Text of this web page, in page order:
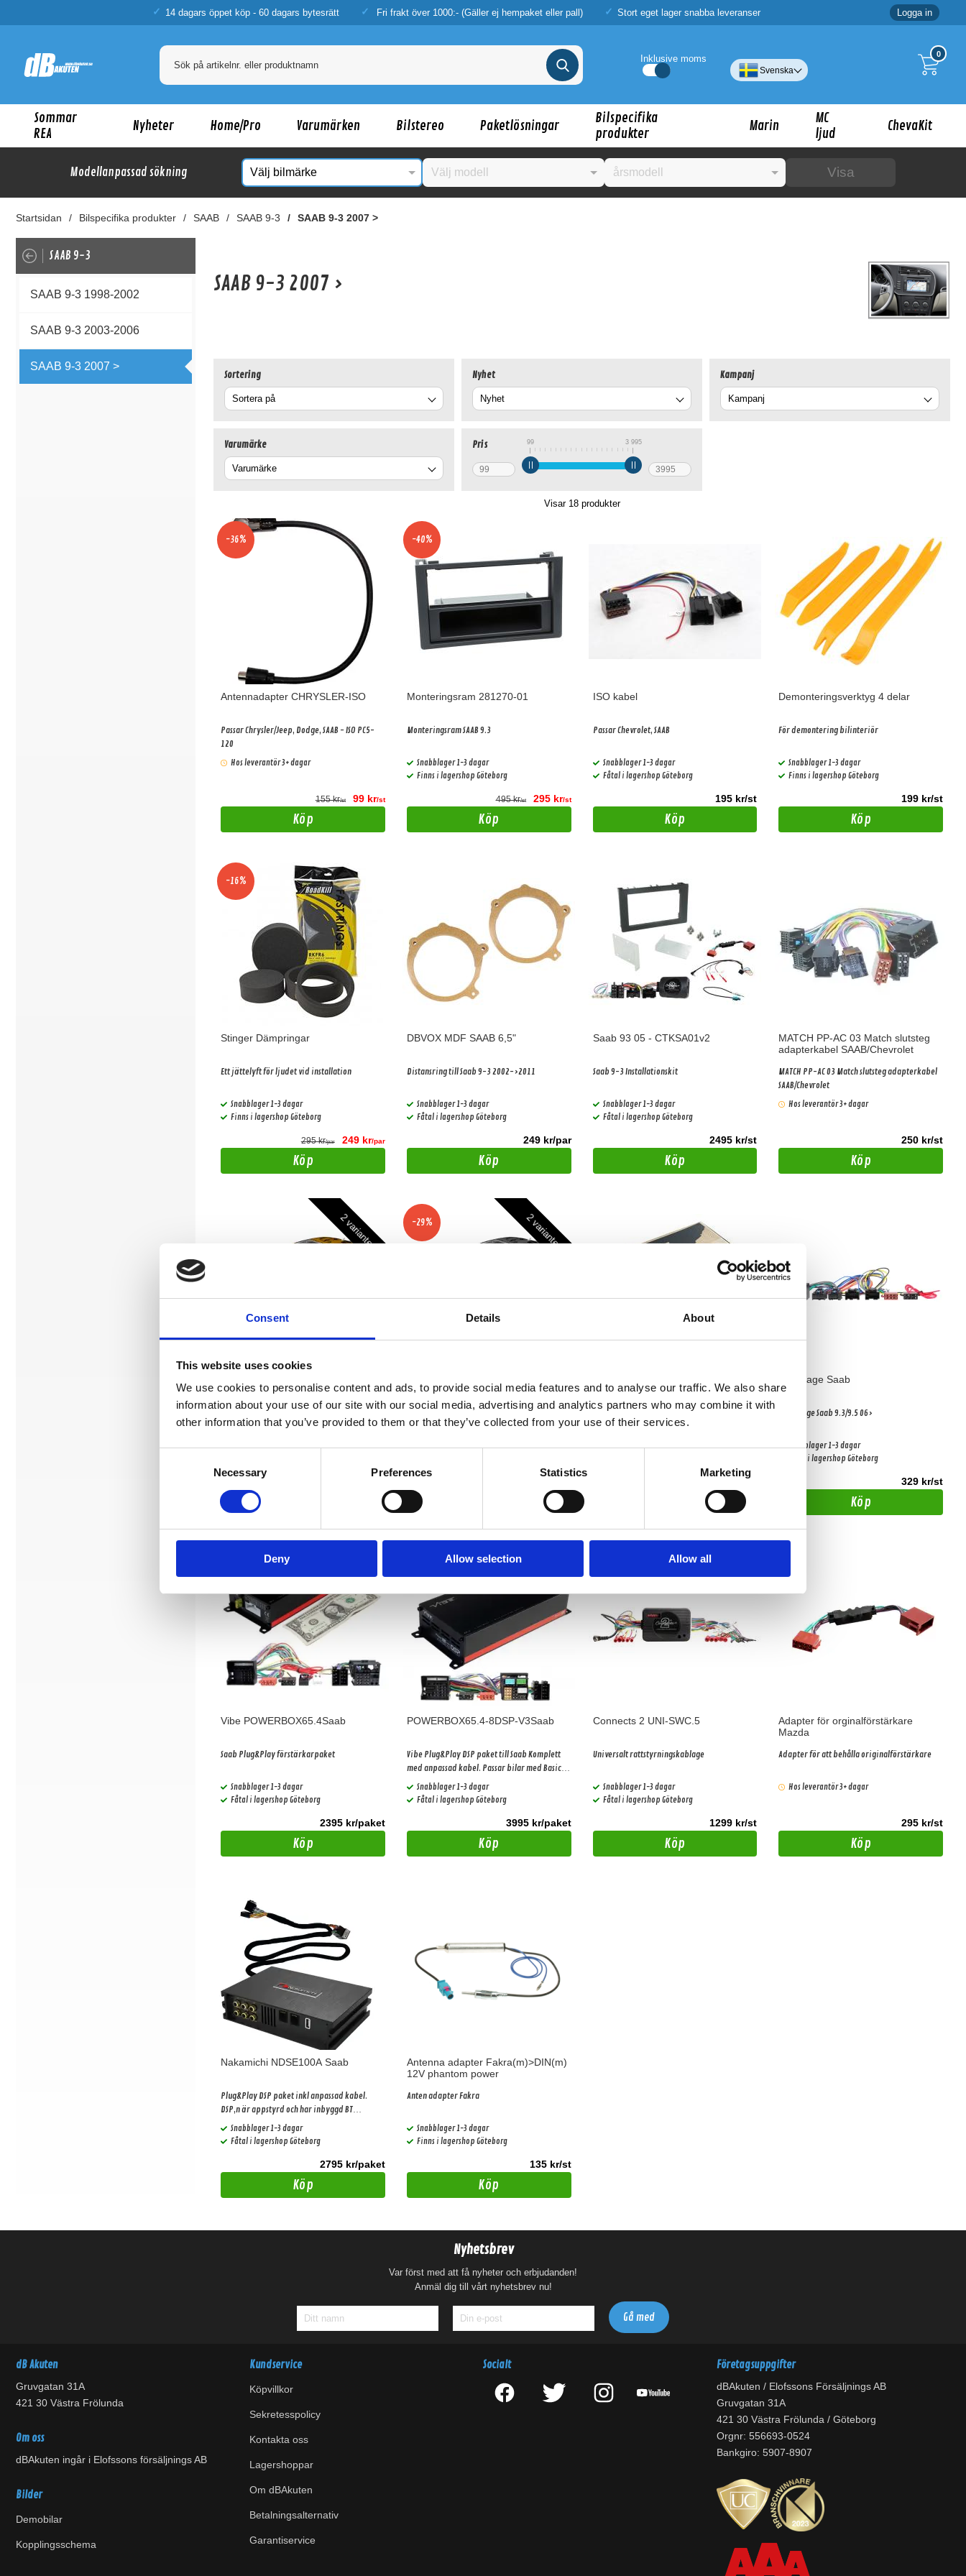
Consent Details About
This website uses cookies
We use cookies to personalise content and ads, to provide social media features and to analyse our traffic. We also share
information about your use of our site with our social media, advertising and analytics partners who may combine it with
other information that you’ve provided to them or that they’ve collected from your use of their services.
Necessary Preferences Statistics Marketing
Deny Allow selection Allow all
14 dagars öppet köp - 60 dagars bytesrätt Fri frakt över 1000:- (Gäller ej hempaket eller pall) Stort eget lager snabba leveranser Logga in
0
Inklusive moms
Svenska
Sommar
REA
Nyheter Home/Pro Varumärken Bilstereo Paketlösningar
Bilspecifika
produkter
Marin
MC
ljud
ChevaKit
Modellanpassad sökning Visa
Startsidan Bilspecifika produkter SAAB SAAB 9-3 SAAB 9-3 2007 >
SAAB 9-3
SAAB 9-3 1998-2002
SAAB 9-3 2003-2006
SAAB 9-3 2007 >
SAAB 9-3 2007 >
Sortering Nyhet Kampanj
Varumärke Pris 99 3 995
Visar 18produkter
-36%
Antennadapter CHRYSLER-ISO
Passar Chrysler/Jeep, Dodge, SAAB - ISO PC5-
120
Hos leverantör 3+ dagar
155 kr/st 99 kr/st
Köp
-40%
Monteringsram 281270-01
Monteringsram SAAB 9.3
Snabblager 1-3 dagar
Finns i lagershop Göteborg
495 kr/st 295 kr/st
Köp
ISO kabel
Passar Chevrolet, SAAB
Snabblager 1-3 dagar
Fåtal i lagershop Göteborg
195 kr/st
Köp
Demonteringsverktyg 4 delar
För demontering bilinteriör
Snabblager 1-3 dagar
Finns i lagershop Göteborg
199 kr/st
Köp
-16%
Stinger Dämpringar
Ett jättelyft för ljudet vid installation
Snabblager 1-3 dagar
Finns i lagershop Göteborg
295 kr/par 249 kr/par
Köp
DBVOX MDF SAAB 6,5"
Distansring till Saab 9-3 2002->2011
Snabblager 1-3 dagar
Fåtal i lagershop Göteborg
249 kr/par
Köp
Saab 93 05 - CTKSA01v2
Saab 9-3 Installationskit
Snabblager 1-3 dagar
Fåtal i lagershop Göteborg
2495 kr/st
Köp
MATCH PP-AC 03 Match slutsteg
adapterkabel SAAB/Chevrolet
MATCH PP-AC 03 Match slutsteg adapterkabel
SAAB/Chevrolet
Hos leverantör 3+ dagar
250 kr/st
Köp
2 varianter
Komplett kit för dämpmaterial speciellt
anpassad för montering på taket. Finns i 2
Snabblager 1-3 dagar
Från
2 varianter
-29%
Komplett kit för dämpmaterial speciellt
anpassad för montering i 4 dörrar. Finns i 2
Snabblager 1-3 dagar
Från
Detta KIT är gjord för 2 dörrar.
Snabblager 1-3 dagar
1150 kr/paket
T-kablage Saab
T-kablage Saab 9.3/9.5 06>
Snabblager 1-3 dagar
Fåtal i lagershop Göteborg
329 kr/st
Köp
Vibe POWERBOX65.4Saab
Saab Plug&Play förstärkarpaket
Snabblager 1-3 dagar
Fåtal i lagershop Göteborg
2395 kr/paket
Köp
POWERBOX65.4-8DSP-V3Saab
Vibe Plug&Play DSP paket till Saab Komplett
med anpassad kabel. Passar bilar med Basic
ljudsystem
Snabblager 1-3 dagar
Fåtal i lagershop Göteborg
3995 kr/paket
Köp
Connects 2 UNI-SWC.5
Universalt rattstyrningskablage
Snabblager 1-3 dagar
Fåtal i lagershop Göteborg
1299 kr/st
Köp
Adapter för orginalförstärkare
Mazda
Adapter för att behålla originalförstärkare
Hos leverantör 3+ dagar
295 kr/st
Köp
Nakamichi NDSE100A Saab
Plug&Play DSP paket inkl anpassad kabel.
DSP,n är appstyrd och har inbyggd BT
streaming
Snabblager 1-3 dagar
Fåtal i lagershop Göteborg
2795 kr/paket
Köp
Antenna adapter Fakra(m)>DIN(m)
12V phantom power
Anten adapter Fakra
Snabblager 1-3 dagar
Finns i lagershop Göteborg
135 kr/st
Köp
Nyhetsbrev
Var först med att få nyheter och erbjudanden!
Anmäl dig till vårt nyhetsbrev nu!
dB Akuten
Gruvgatan 31A
421 30 Västra Frölunda
Om oss
dBAkuten ingår i Elofssons försäljnings AB
Bilder
Demobilar
Kopplingsschema
Kundservice
Köpvillkor
Sekretesspolicy
Kontakta oss
Lagershoppar
Om dBAkuten
Betalningsalternativ
Garantiservice
Socialt Företagsuppgifter
dBAkuten / Elofssons Försäljnings AB
Gruvgatan 31A
421 30 Västra Frölunda / Göteborg
Orgnr: 556693-0524
Bankgiro: 5907-8907